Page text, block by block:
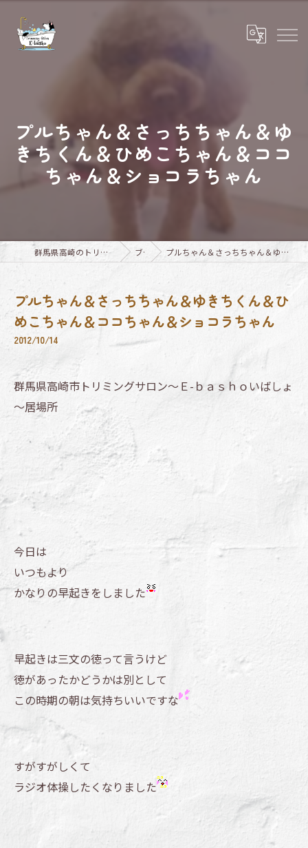
プルちゃん＆さっちちゃん＆ゆ
きちくん＆ひめこちゃん＆ココ
ちゃん＆ショコラちゃん
群馬県高崎のトリミングならTrimming Salon E-basho ブログ プルちゃん＆さっちちゃん＆ゆきちくん＆ひめこちゃん＆ココちゃん＆ショコラちゃん
プルちゃん＆さっちちゃん＆ゆきちくん＆ひ
めこちゃん＆ココちゃん＆ショコラちゃん
2012/10/14
群馬県高崎市トリミングサロン～Ｅ-ｂａｓｈｏいばしょ
～居場所
今日は
いつもより
かなりの早起きをしました
早起きは三文の徳って言うけど
徳があったかどうかは別として
この時期の朝は気持ちいいですな
すがすがしくて
ラジオ体操したくなりました